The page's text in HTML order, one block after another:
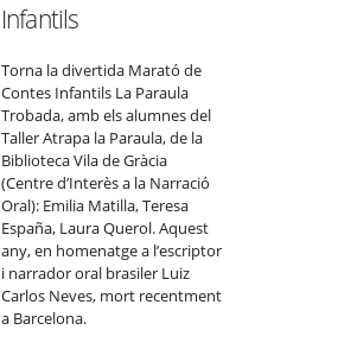
Infantils
Torna la divertida Marató de
Contes Infantils La Paraula
Trobada, amb els alumnes del
Taller Atrapa la Paraula, de la
Biblioteca Vila de Gràcia
(Centre d’Interès a la Narració
Oral): Emilia Matilla, Teresa
España, Laura Querol. Aquest
any, en homenatge a l’escriptor
i narrador oral brasiler Luiz
Carlos Neves, mort recentment
a Barcelona.